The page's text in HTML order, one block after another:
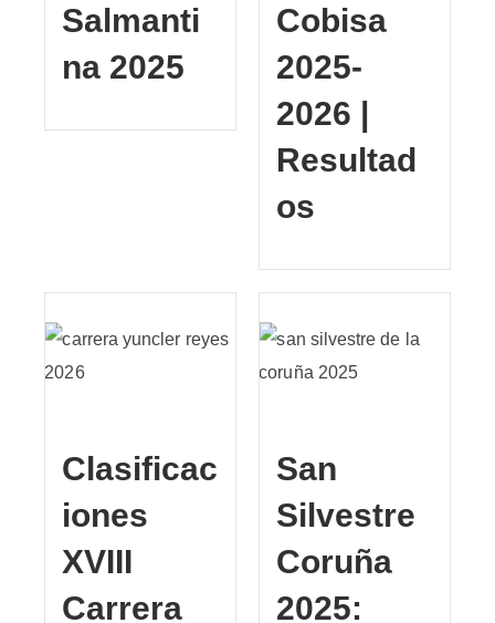
Salmanti
na 2025
Cobisa
2025-
2026 |
Resultad
os
Clasificac
iones
XVIII
Carrera
San
Silvestre
Coruña
2025: